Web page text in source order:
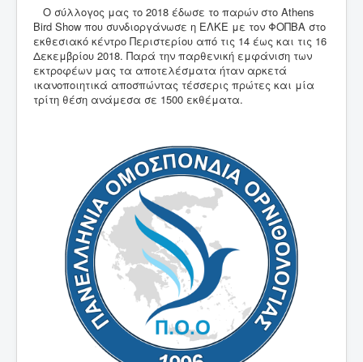
Ο σύλλογος μας το 2018 έδωσε το παρών στο Athens
Bird Show που συνδιοργάνωσε η ΕΛΚΕ με τον ΦΟΠΒΑ στο
εκθεσιακό κέντρο Περιστερίου από τις 14 έως και τις 16
Δεκεμβρίου 2018. Παρά την παρθενική εμφάνιση των
εκτροφέων μας τα αποτελέσματα ήταν αρκετά
ικανοποιητικά αποσπώντας τέσσερις πρώτες και μία
τρίτη θέση ανάμεσα σε 1500 εκθέματα.